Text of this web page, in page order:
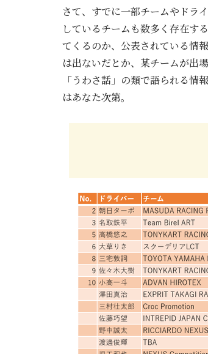
さて、すでに一部チームやドラ
しているチームも数多く存在す
てくるのか、公表されている情
は出ないだとか、某チームが出
「うわさ話」の類で語られる
はあなた次第。